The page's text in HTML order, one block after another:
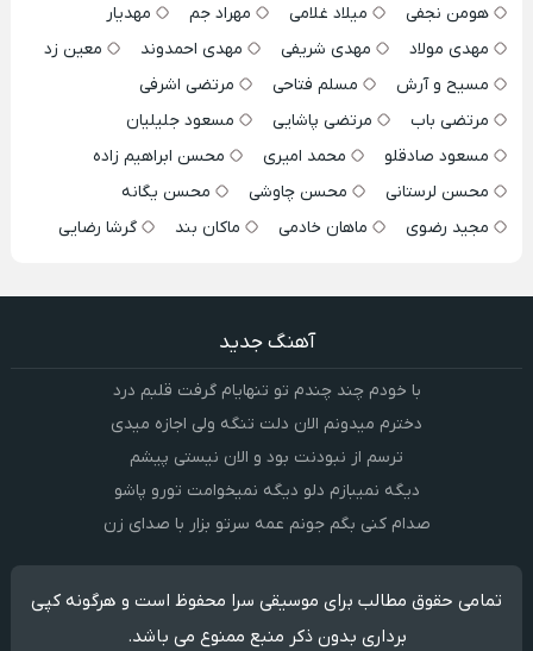
هومن نجفی
میلاد غلامی مهراد جم
مهدیار
مهدی مولاد
مهدی شریفی مهدی احمدوند
معین زد
مسیح و آرش
مسلم فتاحی
مرتضی اشرفی
مرتضی باب
مرتضی پاشایی
مسعود جلیلیان
مسعود صادقلو
محمد امیری
محسن ابراهیم زاده
محسن لرستانی
محسن چاوشی
محسن یگانه
مجید رضوی
ماهان خادمی ماکان بند گرشا رضایی
آهنگ جدید
با خودم چند چندم تو تنهایام گرفت قلبم درد
دخترم میدونم الان دلت تنگه ولی اجازه میدی
ترسم از نبودنت بود و الان نیستی پیشم
دیگه نمیبازم دلو دیگه نمیخوامت تورو پاشو
صدام کنی بگم جونم عمه سرتو بزار با صدای زن
تمامی حقوق مطالب برای موسیقی سرا محفوظ است و هرگونه کپی
برداری بدون ذکر منبع ممنوع می باشد.